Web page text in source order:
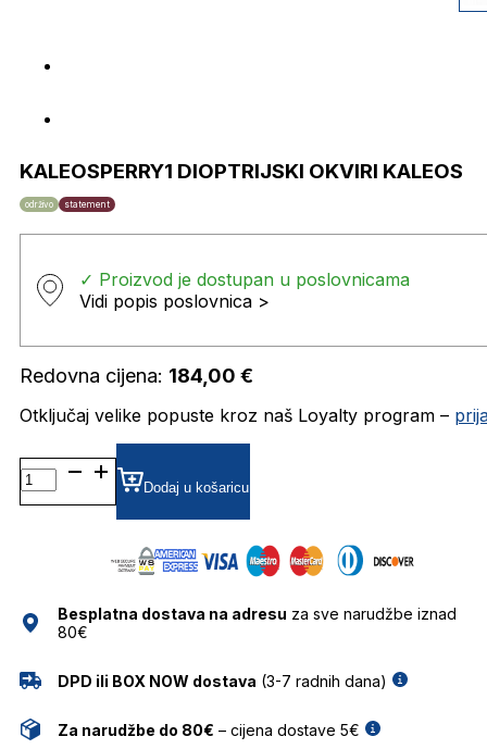
KALEOSPERRY1 DIOPTRIJSKI OKVIRI KALEOS
održivo statement
✓ Proizvod je dostupan u poslovnicama
Vidi popis poslovnica >
Redovna cijena: 184,00 €
Otključaj velike popuste kroz naš Loyalty program –
KALEOSPERRY1 DIOPTRIJSKI
OKVIRI
KALEOS
Dodaj u košaricu
Besplatna dostava na adresu za sve narudžbe iznad
80€
DPD ili BOX NOW dostava (3-7 radnih dana)
Za narudžbe do 80€ – cijena dostave 5€